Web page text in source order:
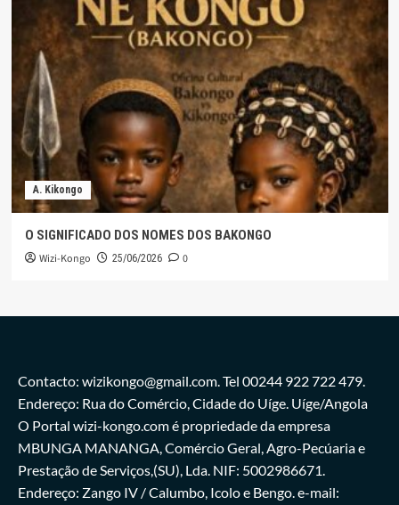
A. Kikongo
O SIGNIFICADO DOS NOMES DOS BAKONGO
Wizi-Kongo 25/06/2026 0
Contacto: wizikongo@gmail.com. Tel 00244 922 722 479.
Endereço: Rua do Comércio, Cidade do Uíge. Uíge/Angola
O Portal wizi-kongo.com é propriedade da empresa
MBUNGA MANANGA, Comércio Geral, Agro-Pecúaria e
Prestação de Serviços,(SU), Lda. NIF: 5002986671.
Endereço: Zango IV / Calumbo, Icolo e Bengo. e-mail: